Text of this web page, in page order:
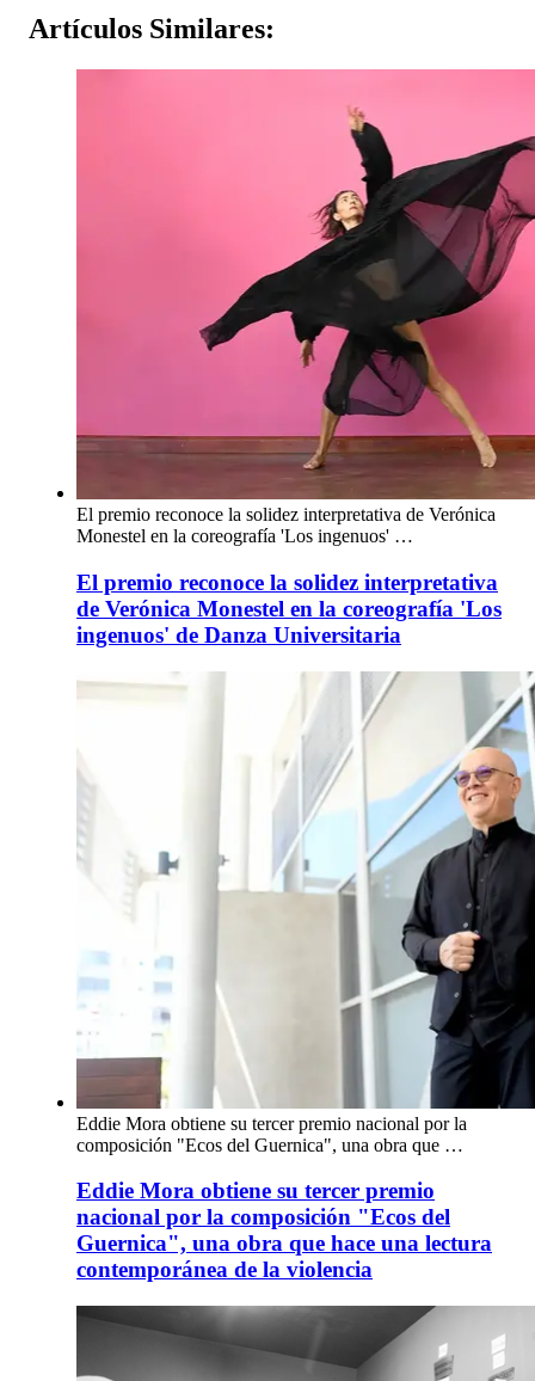
Artículos Similares:
El premio reconoce la solidez interpretativa de Verónica
Monestel en la coreografía 'Los ingenuos' …
El premio reconoce la solidez interpretativa
de Verónica Monestel en la coreografía 'Los
ingenuos' de Danza Universitaria
Eddie Mora obtiene su tercer premio nacional por la
composición "Ecos del Guernica", una obra que …
Eddie Mora obtiene su tercer premio
nacional por la composición "Ecos del
Guernica", una obra que hace una lectura
contemporánea de la violencia